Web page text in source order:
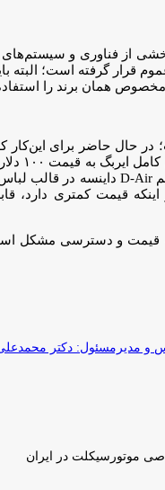
از فناوری و
همان برند را
قیمت و دسترسی مشکل
مدیرمسئول: دکتر محمدعلی
موتورسیکلت در ایران